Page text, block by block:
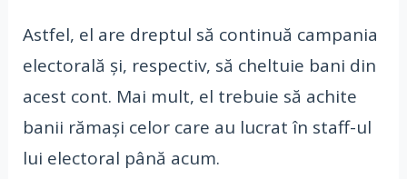
Astfel, el are dreptul să continuă campania
electorală și, respectiv, să cheltuie bani din
acest cont. Mai mult, el trebuie să achite
banii rămași celor care au lucrat în staff-ul
lui electoral până acum.